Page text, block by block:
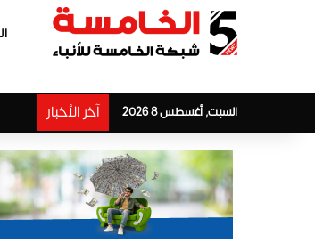
السبت, أغسطس 8 2026 آخر الأخبار